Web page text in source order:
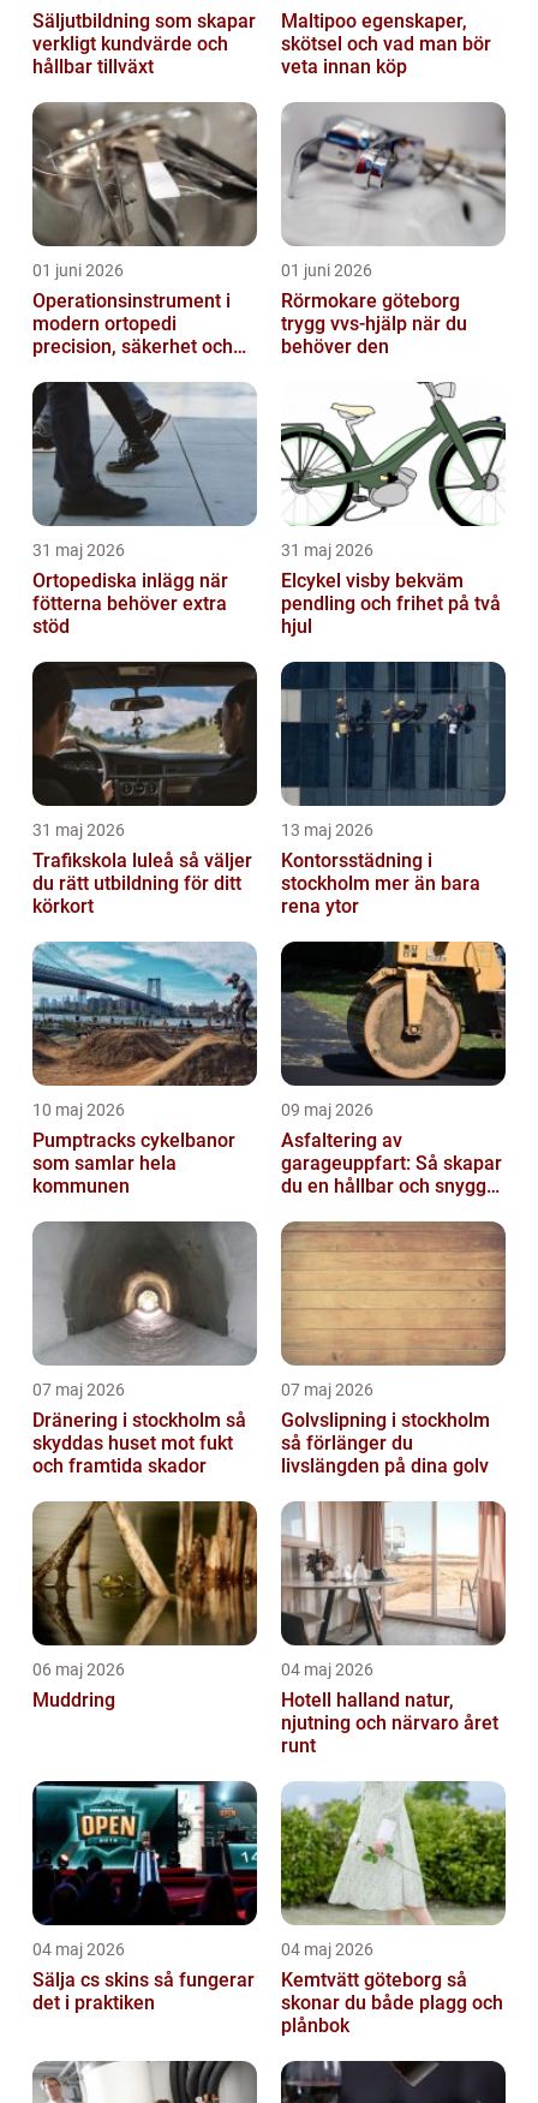
Säljutbildning som skapar
verkligt kundvärde och
hållbar tillväxt
Maltipoo egenskaper,
skötsel och vad man bör
veta innan köp
01 juni 2026
Operationsinstrument i
modern ortopedi
precision, säkerhet och
01 juni 2026
Rörmokare göteborg
trygg vvs-hjälp när du
behöver den
31 maj 2026
Ortopediska inlägg när
fötterna behöver extra
stöd
31 maj 2026
Elcykel visby bekväm
pendling och frihet på två
hjul
31 maj 2026
Trafikskola luleå så väljer
du rätt utbildning för ditt
körkort
13 maj 2026
Kontorsstädning i
stockholm mer än bara
rena ytor
10 maj 2026
Pumptracks cykelbanor
som samlar hela
kommunen
09 maj 2026
Asfaltering av
garageuppfart: Så skapar
du en hållbar och snygg
07 maj 2026
Dränering i stockholm så
skyddas huset mot fukt
och framtida skador
07 maj 2026
Golvslipning i stockholm
så förlänger du
livslängden på dina golv
06 maj 2026
Muddring
04 maj 2026
Hotell halland natur,
njutning och närvaro året
runt
04 maj 2026
Sälja cs skins så fungerar
det i praktiken
04 maj 2026
Kemtvätt göteborg så
skonar du både plagg och
plånbok